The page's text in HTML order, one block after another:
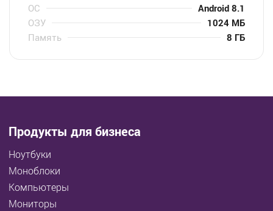
ОС
Android 8.1
ОЗУ
1024 МБ
Память
8 ГБ
Продукты для бизнеса
Ноутбуки
Моноблоки
Компьютеры
Мониторы